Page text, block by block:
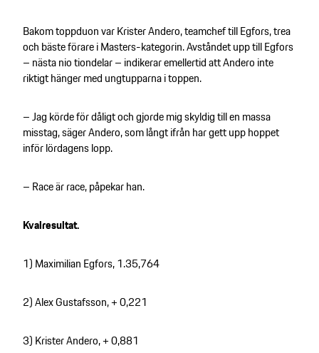
Bakom toppduon var Krister Andero, teamchef till Egfors, trea
och bäste förare i Masters-kategorin. Avståndet upp till Egfors
– nästa nio tiondelar – indikerar emellertid att Andero inte
riktigt hänger med ungtupparna i toppen.
– Jag körde för dåligt och gjorde mig skyldig till en massa
misstag, säger Andero, som långt ifrån har gett upp hoppet
inför lördagens lopp.
– Race är race, påpekar han.
Kvalresultat.
1) Maximilian Egfors, 1.35,764
2) Alex Gustafsson, + 0,221
3) Krister Andero, + 0,881